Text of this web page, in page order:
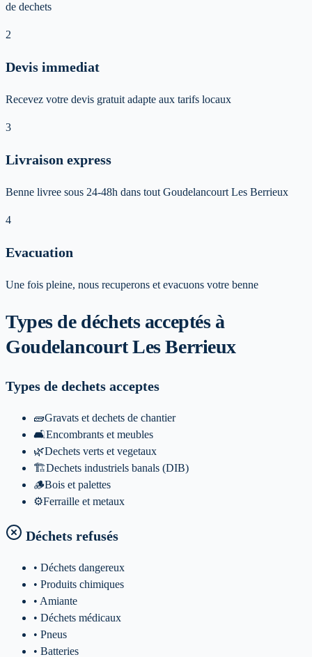
de dechets
2
Devis immediat
Recevez votre devis gratuit adapte aux tarifs locaux
3
Livraison express
Benne livree sous 24-48h dans tout Goudelancourt Les Berrieux
4
Evacuation
Une fois pleine, nous recuperons et evacuons votre benne
Types de déchets acceptés à
Goudelancourt Les Berrieux
Types de dechets acceptes
🧱Gravats et dechets de chantier
🛋️Encombrants et meubles
🌿Dechets verts et vegetaux
🏗️Dechets industriels banals (DIB)
🪵Bois et palettes
⚙️Ferraille et metaux
Déchets refusés
• Déchets dangereux
• Produits chimiques
• Amiante
• Déchets médicaux
• Pneus
• Batteries